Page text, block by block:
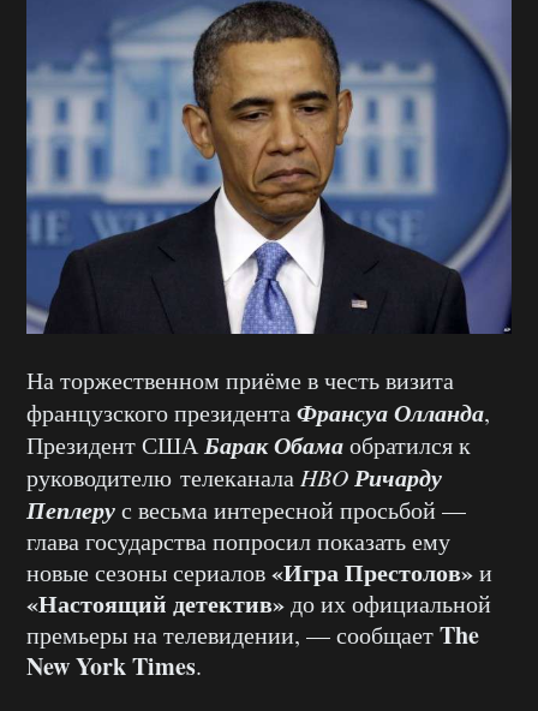
На торжественном приёме в честь визита
французского президентаФрансуа Олланда,
Президент СШАБарак Обамаобратился к
руководителю телеканалаHBOРичарду
Пеплерус весьма интересной просьбой —
глава государства попросил показать ему
новые сезоны сериалов«Игра Престолов»и
«Настоящий детектив»до их официальной
премьеры на телевидении, — сообщаетThe
New York Times.